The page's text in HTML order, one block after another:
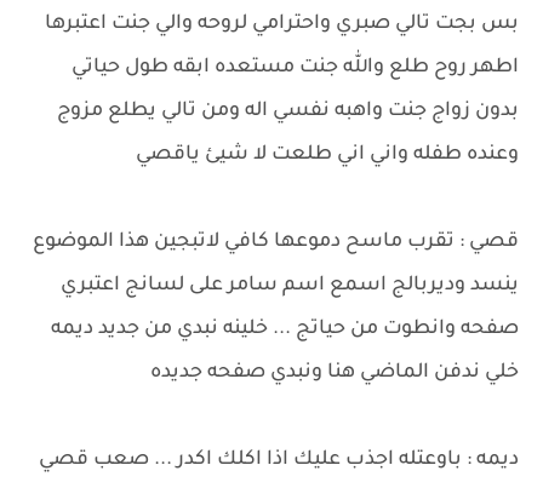
بس بجت تالي صبري واحترامي لروحه والي جنت اعتبرها
اطهر روح طلع والله جنت مستعده ابقه طول حياتي
بدون زواج جنت واهبه نفسي اله ومن تالي يطلع مزوج
وعنده طفله واني اني طلعت لا شيئ ياقصي
قصي : تقرب ماسح دموعها كافي لاتبجين هذا الموضوع
ينسد وديربالج اسمع اسم سامر على لسانج اعتبري
صفحه وانطوت من حياتج ... خلينه نبدي من جديد ديمه
خلي ندفن الماضي هنا ونبدي صفحه جديده
ديمه : باوعتله اجذب عليك اذا اكلك اكدر ... صعب قصي